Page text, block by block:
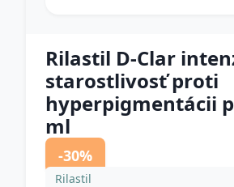
Rilastil D-Clar
starostlivosť proti
hyperpigmentácii
ml
-30%
Rilastil